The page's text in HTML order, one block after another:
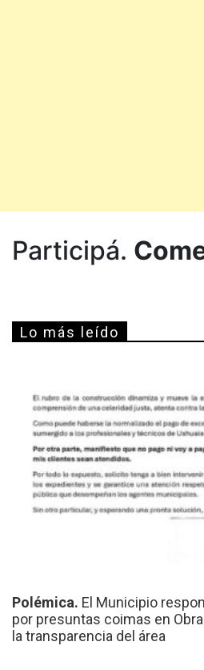
Participá.
Lo más leído
Polémica. El Municipio
por presuntas coimas en
la transparencia del área